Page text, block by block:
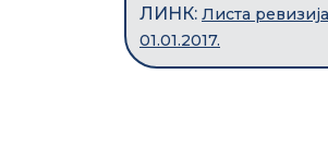
ЛИНК: Листа
01.01.2017.